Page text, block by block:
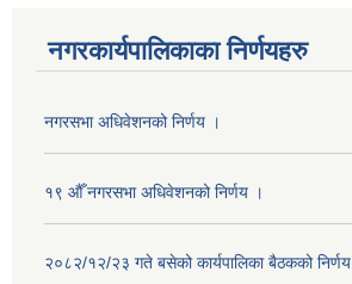
नगरकार्यपालिकाका निर्णयहरु
नगरसभा अधिवेशनको निर्णय ।
१९ औँ नगरसभा अधिवेशनको निर्णय ।
२०८२/१२/२३ गते बसेको कार्यपालिका बैठकको निर्णय